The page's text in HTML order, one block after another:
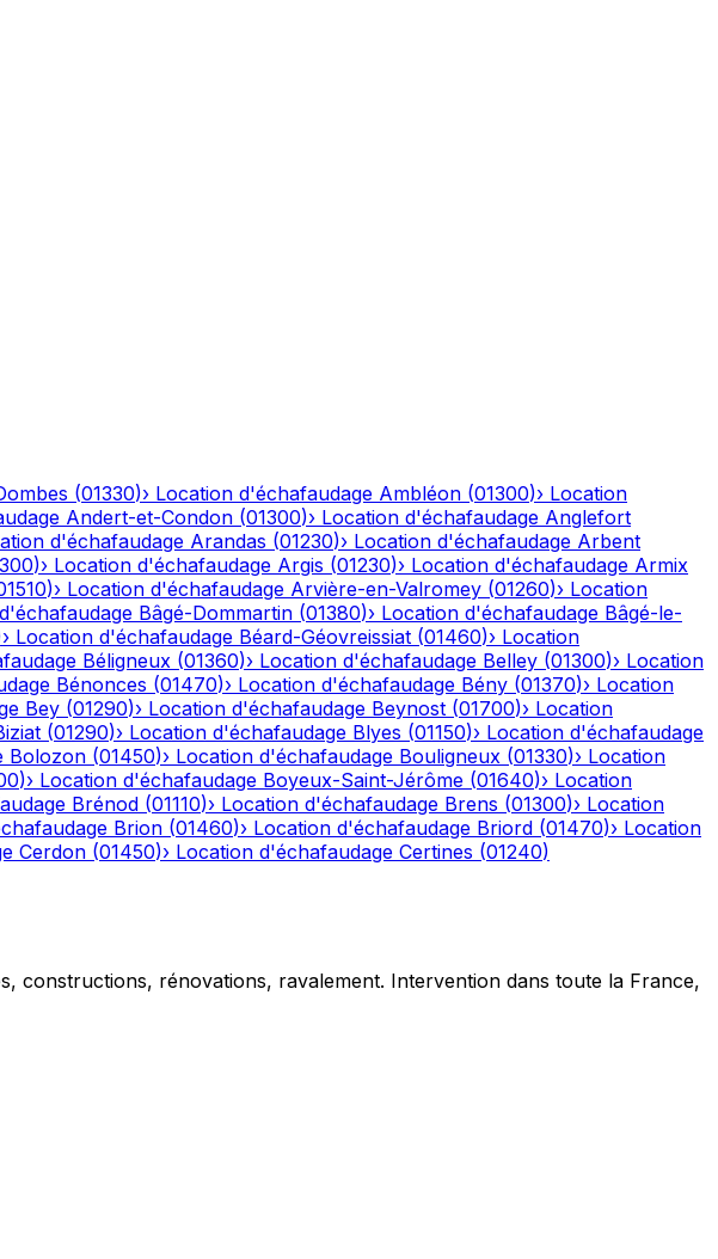
(01330)› Location d'échafaudage Ambléon (01300)› Location
Andert-et-Condon (01300)› Location d'échafaudage Anglefort
d'échafaudage Arandas (01230)› Location d'échafaudage Arbent
)› Location d'échafaudage Argis (01230)› Location d'échafaudage Armix
)› Location d'échafaudage Arvière-en-Valromey (01260)› Location
Bâgé-Dommartin (01380)› Location d'échafaudage Bâgé-le-
› Location d'échafaudage Béard-Géovreissiat (01460)› Location
Béligneux (01360)› Location d'échafaudage Belley (01300)› Location
Bénonces (01470)› Location d'échafaudage Bény (01370)› Location
Bey (01290)› Location d'échafaudage Beynost (01700)› Location
(01290)› Location d'échafaudage Blyes (01150)› Location d'échafaudage
Bolozon (01450)› Location d'échafaudage Bouligneux (01330)› Location
)› Location d'échafaudage Boyeux-Saint-Jérôme (01640)› Location
Brénod (01110)› Location d'échafaudage Brens (01300)› Location
Brion (01460)› Location d'échafaudage Briord (01470)› Location
Cerdon (01450)› Location d'échafaudage Certines (01240)
constructions, rénovations, ravalement. Intervention dans toute la France,